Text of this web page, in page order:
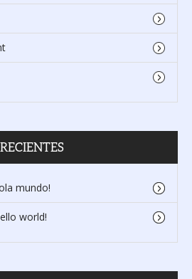
mundo!
world!